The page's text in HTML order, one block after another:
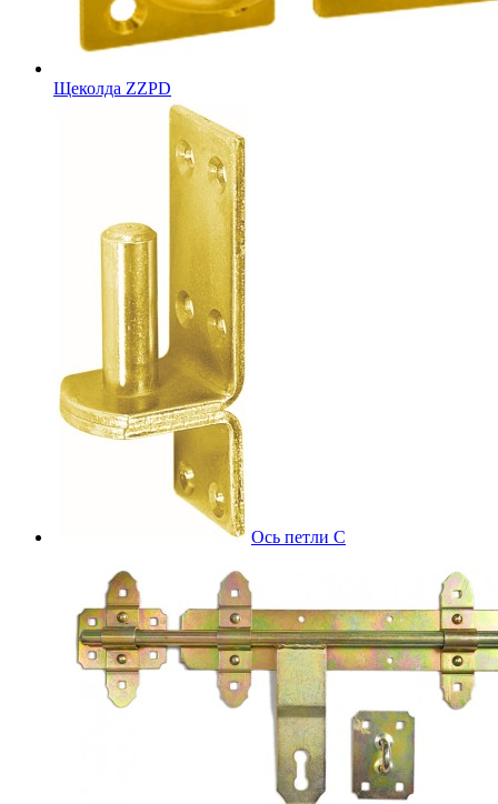
Щеколда ZZPD
Ось петли С